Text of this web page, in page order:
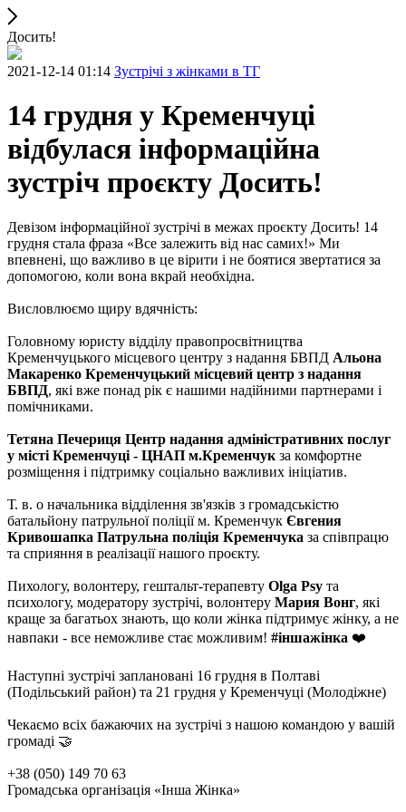
Досить!
2021-12-14 01:14 Зустрічі з жінками в ТГ
14 грудня у Кременчуці
відбулася інформаційна
зустріч проєкту Досить!
Девізом інформаційної зустрічі в межах проєкту Досить! 14
грудня стала фраза «Все залежить від нас самих!» Ми
впевнені, що важливо в це вірити і не боятися звертатися за
допомогою, коли вона вкрай необхідна.
Висловлюємо щиру вдячність:
Головному юристу відділу правопросвітництва
Кременчуцького місцевого центру з надання БВПД Альона
Макаренко Кременчуцький місцевий центр з надання
БВПД, які вже понад рік є нашими надійними партнерами і
помічниками.
Тетяна Печериця Центр надання адміністративних послуг
у місті Кременчуці - ЦНАП м.Кременчук за комфортне
розміщення і підтримку соціально важливих ініціатив.
Т. в. о начальника відділення зв'язків з громадськістю
батальйону патрульної поліції м. Кременчук Євгения
Кривошапка Патрульна поліція Кременчука за співпрацю
та сприяння в реалізації нашого проєкту.
Пихологу, волонтеру, гештальт-терапевту Olga Psy та
психологу, модератору зустрічі, волонтеру Мария Вонг, які
краще за багатьох знають, що коли жінка підтримує жінку, а не
навпаки - все неможливе стає можливим! #іншажінка ❤️
Наступні зустрічі заплановані 16 грудня в Полтаві
(Подільський район) та 21 грудня у Кременчуці (Молодіжне)
Чекаємо всіх бажаючих на зустрічі з нашою командою у вашій
громаді 🤝
+38 (050) 149 70 63
Громадська організація «Інша Жінка»